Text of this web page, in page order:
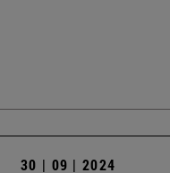
30 | 09 | 2024